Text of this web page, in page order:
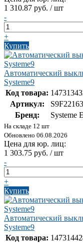
1 310.87 руб. / шт
-
+
Купить
Автоматический
Systeme9
Код товара:
Артикул:
S9F22163
Бренд:
Systeme
На складе 12 шт
Обновлено 06.08.2026
Цена для юр. лиц:
1 303.75 руб. / шт
-
+
Купить
Автоматический
Systeme9
Код товара: